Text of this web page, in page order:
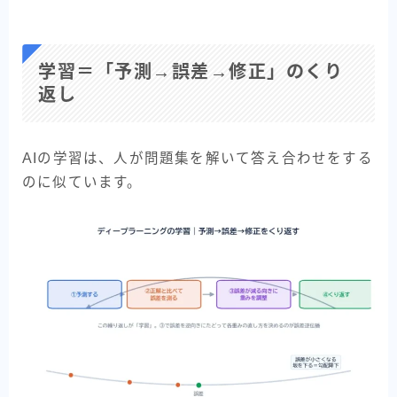
学習＝「予測→誤差→修正」のくり
返し
AIの学習は、人が問題集を解いて答え合わせをする
のに似ています。